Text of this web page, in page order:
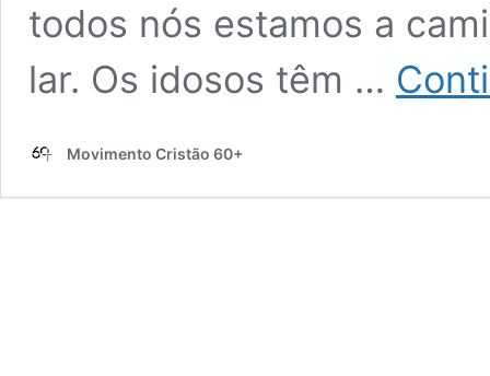
todos nós estamos a
lar. Os idosos têm …
Movimento Cristão 60+